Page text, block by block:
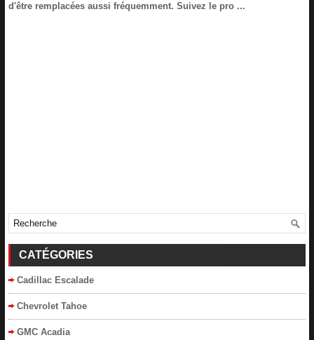
d'être remplacées aussi fréquemment. Suivez le pro ...
CATÉGORIES
Cadillac Escalade
Chevrolet Tahoe
GMC Acadia